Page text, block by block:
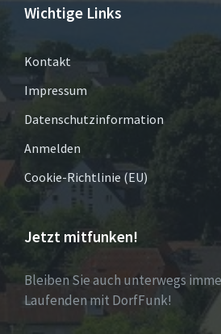
Wichtige Links
Kontakt
Impressum
Datenschutzinformation
Anmelden
Cookie-Richtlinie (EU)
Jetzt mitfunken!
Bleiben Sie auch unterwegs
Laufenden mit DorfFunk!